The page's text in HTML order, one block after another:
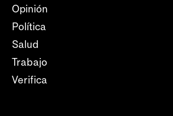
Opinión
Política
Salud
Trabajo
Verifica